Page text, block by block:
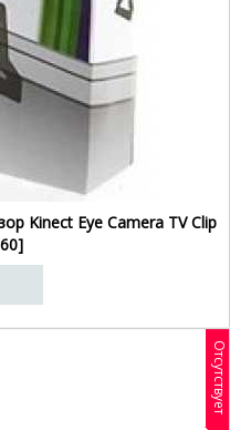
Kinect Eye Camera TV Clip
Отсутствует